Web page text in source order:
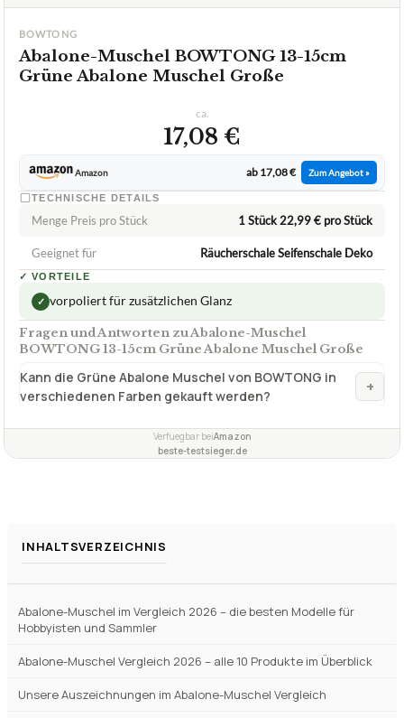
BOWTONG
Abalone-Muschel BOWTONG 13-15cm
Grüne Abalone Muschel Große
ca.
17,08 €
Amazon ab 17,08 € Zum Angebot »
TECHNISCHE DETAILS
Menge Preis pro Stück 1 Stück 22,99 € pro Stück
Geeignet für Räucherschale Seifenschale Deko
✓ VORTEILE
✓ vorpoliert für zusätzlichen Glanz
Fragen und Antworten zu Abalone-Muschel
BOWTONG 13-15cm Grüne Abalone Muschel Große
Kann die Grüne Abalone Muschel von BOWTONG in
verschiedenen Farben gekauft werden?
+
Verfuegbar beiAmazon
beste-testsieger.de
INHALTSVERZEICHNIS
Abalone-Muschel im Vergleich 2026 – die besten Modelle für
Hobbyisten und Sammler
Abalone-Muschel Vergleich 2026 – alle 10 Produkte im Überblick
Unsere Auszeichnungen im Abalone-Muschel Vergleich